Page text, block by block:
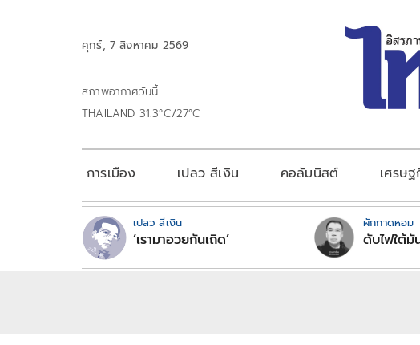
ศุกร์, 7 สิงหาคม 2569
สภาพอากาศวันนี้
THAILAND 31.3°C/27°C
การเมือง เปลว สีเงิน คอลัมนิสต์ เศรษ
เปลว สีเงิน
‘เรามาอวยกันเถิด’
ผักกาดหอม
ดับไฟใต้มั